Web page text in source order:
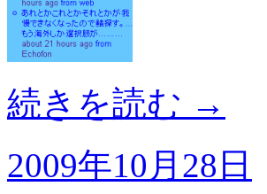
続きを読む →
2009年10月28日